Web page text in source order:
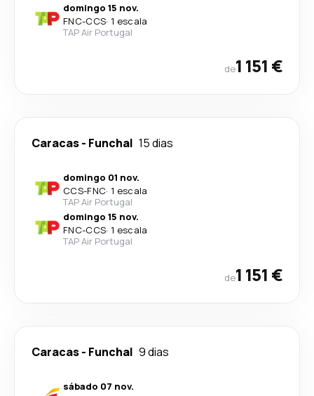
domingo 15 nov.
FNC-CCS· 1 escala
TAP Air Portugal
de1 151 €
Caracas- Funchal 15 dias
domingo 01 nov.
CCS-FNC· 1 escala
TAP Air Portugal
domingo 15 nov.
FNC-CCS· 1 escala
TAP Air Portugal
de1 151 €
Caracas- Funchal 9 dias
sábado 07 nov.